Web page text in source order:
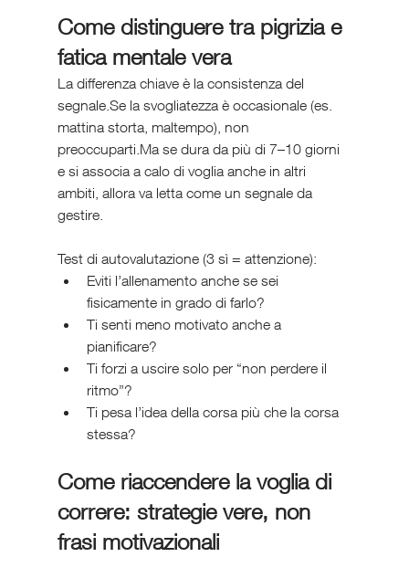
Come distinguere tra pigrizia e
fatica mentale vera
La differenza chiave è la consistenza del
segnale.Se la svogliatezza è occasionale (es.
mattina storta, maltempo), non
preoccuparti.Ma se dura da più di 7–10 giorni
e si associa a calo di voglia anche in altri
ambiti, allora va letta come un segnale da
gestire.
Test di autovalutazione (3 sì = attenzione):
Eviti l’allenamento anche se sei
fisicamente in grado di farlo?
Ti senti meno motivato anche a
pianificare?
Ti forzi a uscire solo per “non perdere il
ritmo”?
Ti pesa l’idea della corsa più che la corsa
stessa?
Come riaccendere la voglia di
correre: strategie vere, non
frasi motivazionali